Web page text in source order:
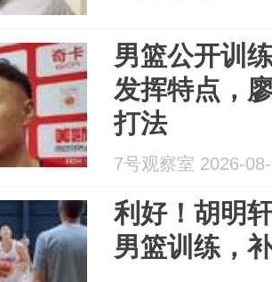
男篮公开训
发挥特点，
打法
7号观察室 2026-
利好！胡明
男篮训练，